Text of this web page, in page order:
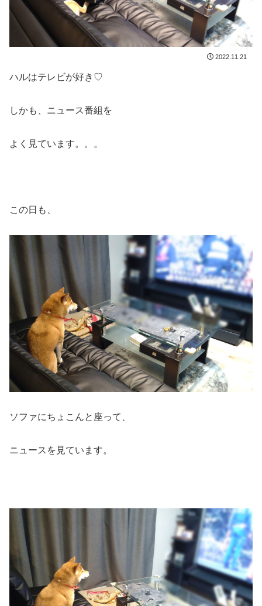
2022.11.21
ハルはテレビが好き♡
しかも、ニュース番組を
よく見ています。。。
この日も、
ソファにちょこんと座って、
ニュースを見ています。